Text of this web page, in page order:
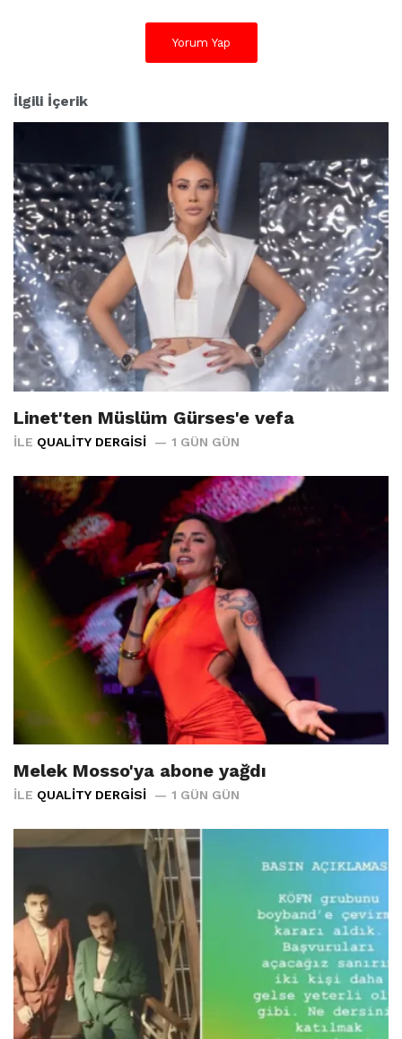
Yorum Yap
İlgili İçerik
Linet'ten Müslüm Gürses'e vefa
İLE QUALITY DERGISI 1 GÜN GÜN
Melek Mosso'ya abone yağdı
İLE QUALITY DERGISI 1 GÜN GÜN